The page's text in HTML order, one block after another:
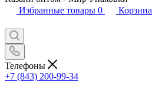
Избранные товары 0 Корзина
Телефоны
+7 (843) 200-99-34